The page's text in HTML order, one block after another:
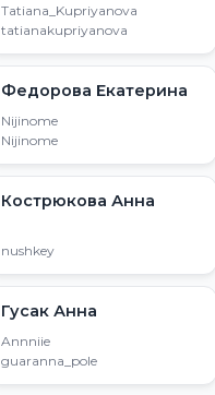
Tatiana_Kupriyanova
tatianakupriyanova
Федорова Екатерина
Nijinome
Nijinome
Кострюкова Анна
nushkey
Гусак Анна
Annniie
guaranna_pole